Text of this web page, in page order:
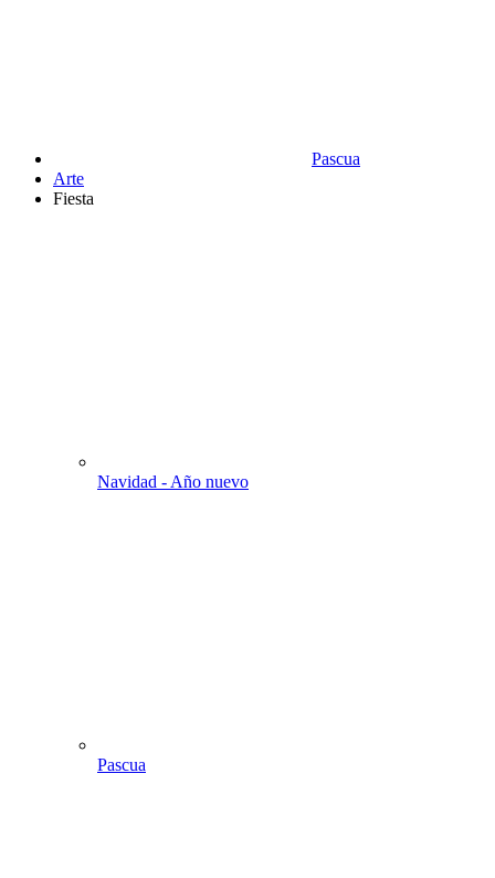
Pascua
Аrte
Fiesta
Navidad - Año nuevo
Pascua